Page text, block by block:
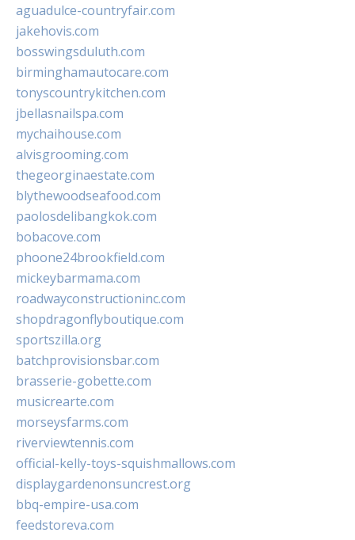
aguadulce-countryfair.com
jakehovis.com
bosswingsduluth.com
birminghamautocare.com
tonyscountrykitchen.com
jbellasnailspa.com
mychaihouse.com
alvisgrooming.com
thegeorginaestate.com
blythewoodseafood.com
paolosdelibangkok.com
bobacove.com
phoone24brookfield.com
mickeybarmama.com
roadwayconstructioninc.com
shopdragonflyboutique.com
sportszilla.org
batchprovisionsbar.com
brasserie-gobette.com
musicrearte.com
morseysfarms.com
riverviewtennis.com
official-kelly-toys-squishmallows.com
displaygardenonsuncrest.org
bbq-empire-usa.com
feedstoreva.com